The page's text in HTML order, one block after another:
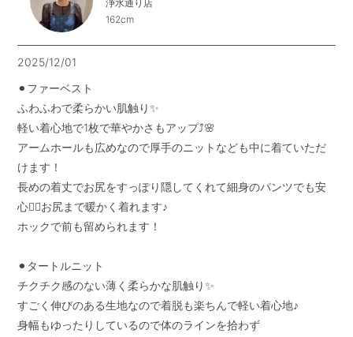
浄水通り店
162cm
2025/12/01
⚫︎ファーベスト
ふわふわで柔らかい肌触り✨
軽い着心地で1枚で華やかさもアップ⤴️🌸
アームホールも広めなので厚手のニットなども中に着ていただ
けます！
長めの着丈でお尻をすっぽり隠してくれて細身のパンツでも安
心😮‍💨お尻まで暖かく着れます♪
ホックで前も留められます！
⚫︎タートルニット
チクチク感のない薄く柔らかな肌触り✨
すごく伸びのある生地なので着脱も楽ちんで軽い着心地♪
身幅もゆったりしているので体のラインを拾わず